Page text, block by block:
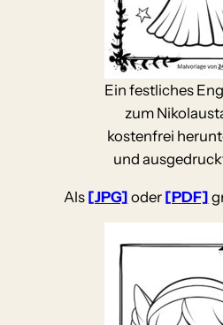
Ein festliches
zum
kostenfrei
und
Als [JPG] oder [PDF]